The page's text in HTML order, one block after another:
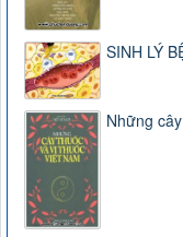
SINH LÝ
Những